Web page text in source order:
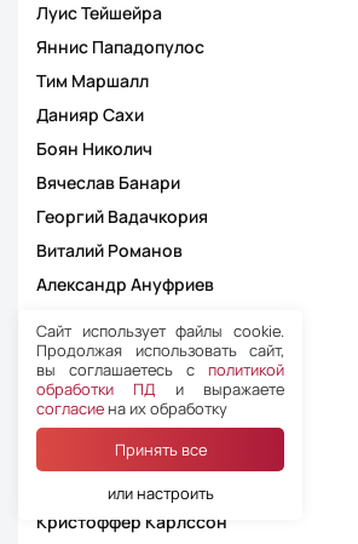
Луис Тейшейра
Яннис Пападопулос
Тим Маршалл
Данияр Сахи
Боян Николич
Вячеслав Банари
Георгий Вадачкория
Виталий Романов
Александр Ануфриев
Шандор Андо-Сабо
Джейсон Барсело
Радек Пржигода
Кристоф Пирес Мартинс
Деян Якимовски
Кристоффер Карлссон
Сайт использует файлы cookie.
Продолжая использовать сайт,
вы соглашаетесь с политикой
обработки ПД и выражаете
согласие на их обработку
Принять все
или настроить